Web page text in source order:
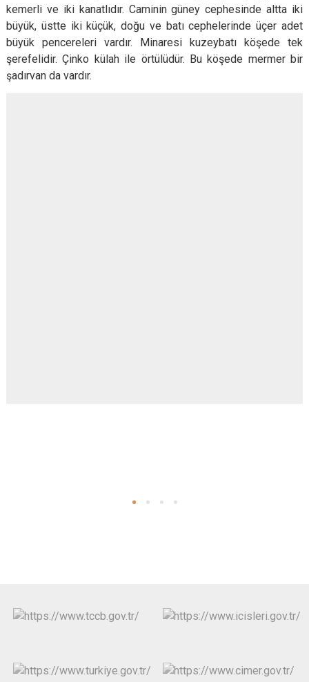
kemerli ve iki kanatlıdır. Caminin güney cephesinde altta iki
büyük, üstte iki küçük, doğu ve batı cephelerinde üçer adet
büyük pencereleri vardır. Minaresi kuzeybatı köşede tek
şerefelidir. Çinko külah ile örtülüdür. Bu köşede mermer bir
şadırvan da vardır.